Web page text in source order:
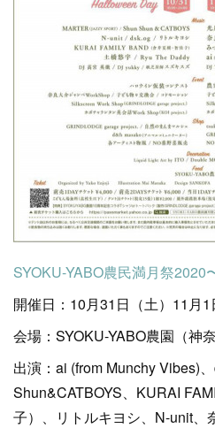
SYOKU-YABO農民満月祭2020
開催日：10月31日（土）11月1
会場：SYOKU-YABO農園（神
出演：ai (from Munchy Vibes)
Shun&CATBOYS、KURAI
子）、リトルキヨシ、N-unit、